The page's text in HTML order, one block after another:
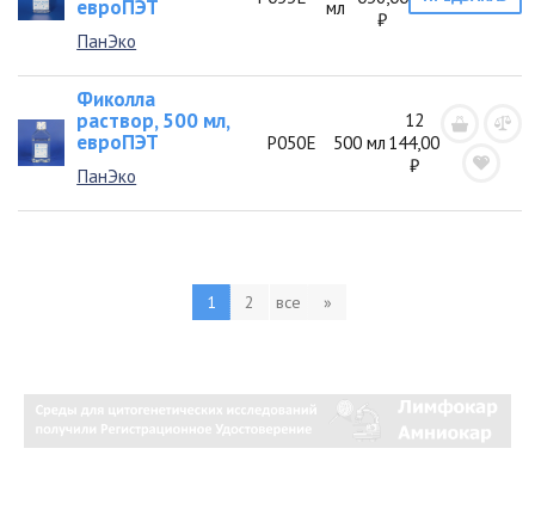
евроПЭТ
ПанЭко
мл
₽
Фиколла
раствор, 500 мл,
евроПЭТ
ПанЭко
Р050Е 500 мл
12
144,00
₽
1 2 все »